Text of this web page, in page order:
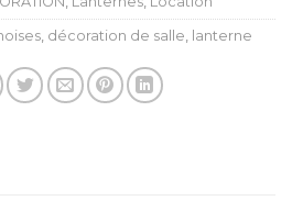
, décoration de salle, lanterne